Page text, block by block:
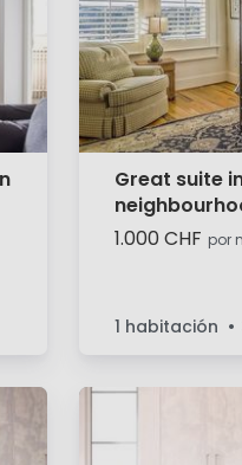
Great suite
1.000 CHF por
1 habitación